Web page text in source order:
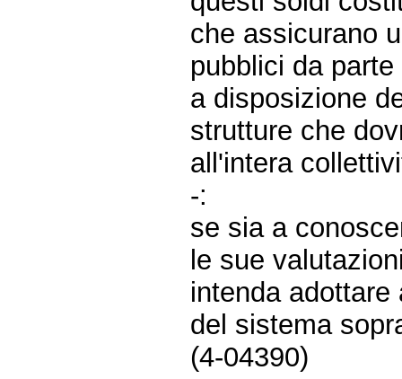
che assicurano
pubblici da
a disposizione
strutture che
all'intera
-:
se sia a
le sue
intenda
del sistema
(4-04390)